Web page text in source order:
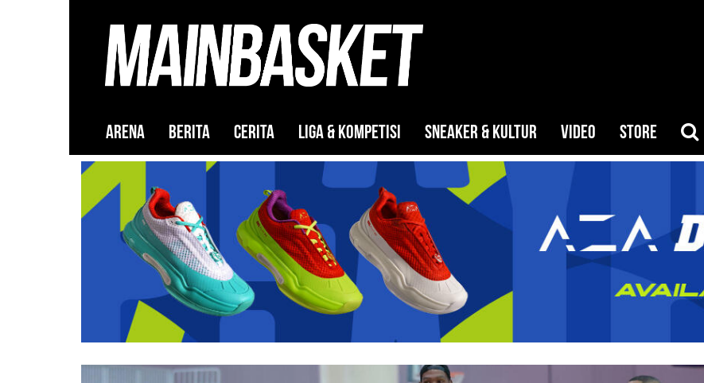
ARENA BERITA CERITA LIGA & KOMPETISI SNEAKER & KULTUR VIDEO STORE